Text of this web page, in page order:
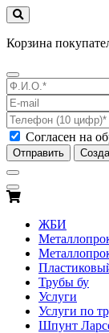
Корзина
Согласен на
Отправить
ЖБИ
Трубы бу
Услуги
Услуги по
Шпунт